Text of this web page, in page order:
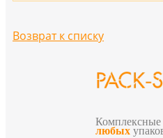
Возврат к списку
Комплексные
любых